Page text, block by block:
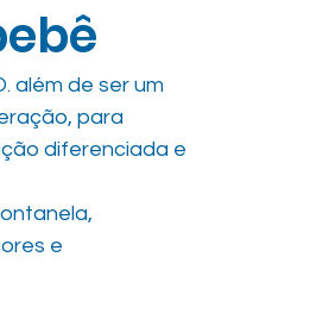
além de ser um
para
diferenciada e
e